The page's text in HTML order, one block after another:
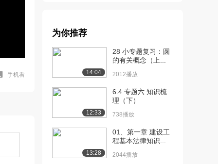
手机看
[8] 内容激励理论（中）
2072播放
[9] 内容激励理论（下） 12:36
2101播放
[11] 群体沟通（中）
[12] 群体沟通（下） 15:11
为你推荐
14:04
28 小专题复习：圆
的有关概念（上...
2012播放
12:33
6.4 专题六 知识梳
理（下）
738播放
13:28
01、第一章 建设工
程基本法律知识...
2044播放